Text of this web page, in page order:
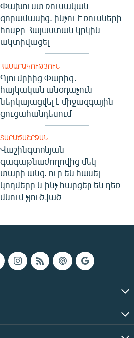
Փախուստ ռուսական
զորամասից. ինչու է ռուսների
հոսքը Հայաստան կրկին
ակտիվացել
ՀԱՍԱՐԱԿՈՒԹՅՈՒՆ
Գյումրիից Փարիզ․
հայկական անօդաչուն
ներկայացվել է միջազգային
ցուցահանդեսում
ՏԱՐԱԾԱՇՐՋԱՆ
Վաշինգտոնյան
գագաթնաժողովից մեկ
տարի անց. ուր են հասել
կողմերը և ինչ հարցեր են դեռ
մնում չլուծված